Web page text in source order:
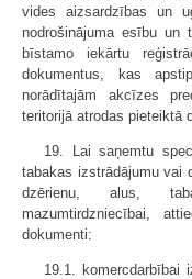
vides aizsardzības un
nodrošinājuma esību un
bīstamo iekārtu
dokumentus, kas
norādītajām akcīzes
teritorijā atrodas pieteiktā
19. Lai saņemtu
tabakas izstrādājumu vai
dzērienu, alus,
mazumtirdzniecībai,
dokumenti:
19.1. komercdarbībai